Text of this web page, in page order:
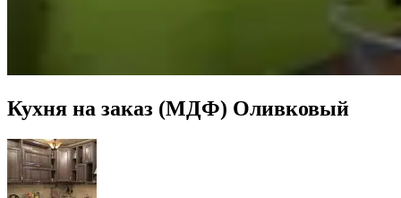
Кухня на заказ (МДФ) Оливковый